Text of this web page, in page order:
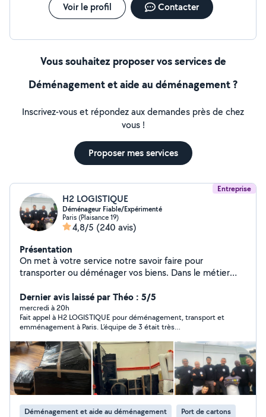
Voir le profil Contacter
Vous souhaitez proposer vos services de
Déménagement et aide au déménagement ?
Inscrivez-vous et répondez aux demandes près de chez
vous !
Proposer mes services
Entreprise
H2 LOGISTIQUE
Déménageur Fiable/Expérimenté
Paris (Plaisance 19)
4,8/5 (240 avis)
Présentation
On met à votre service notre savoir faire pour
transporter ou déménager vos biens. Dans le métier
Dernier avis laissé par Théo : 5/5
mercredi à 20h
Fait appel à H2 LOGISTIQUE pour déménagement, transport et
emménagement à Paris. L’équipe de 3 était très
également pour gérer les potentiels imprévus. Très bon service
client avant achat. Et très bon rapport qualité prix. Je
recommande.
Déménagement et aide au déménagement Port de cartons